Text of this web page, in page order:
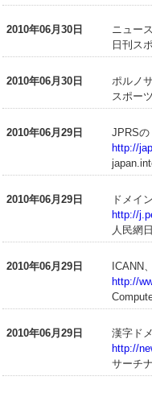
2010年06月30日
ニュー
日刊ス
2010年06月30日
ポルノ
スポー
2010年06月29日
JPRSの
http://
2010年06月29日
ドメイ
http://
人民網
2010年06月29日
ICANN
http://
2010年06月29日
漢字ド
http://
サーチ